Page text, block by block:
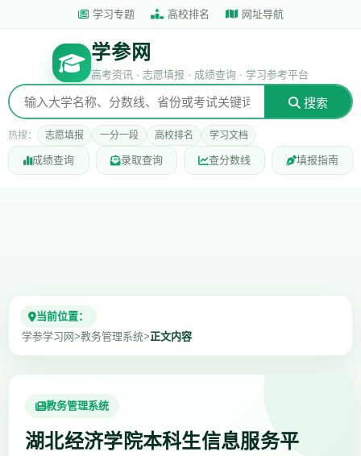
学习专题 高校排名 网址导航
学参网
高考资讯 · 志愿填报 · 成绩查询 · 学习参考平台
搜索
热搜： 志愿填报 一分一段 高校排名 学习文档
成绩查询 录取查询 查分数线 填报指南
当前位置：
学参学习网>教务管理系统>正文内容
教务管理系统
湖北经济学院本科生信息服务平